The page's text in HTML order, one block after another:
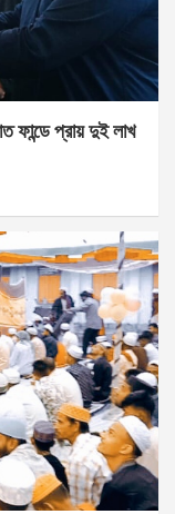
ফান্ডে প্রায় দুই লাখ